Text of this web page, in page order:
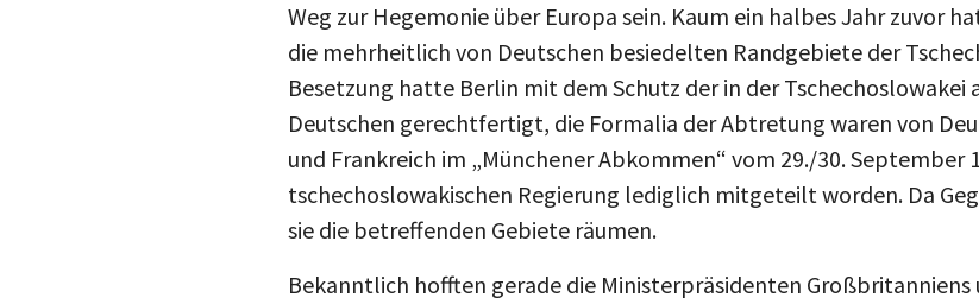
Weg zur Hegemonie über Europa sein. Kaum ein halbes Jahr zuvor
die mehrheitlich von Deutschen besiedelten Randgebiete der
Besetzung hatte Berlin mit dem Schutz der in der
Deutschen gerechtfertigt, die Formalia der Abtretung waren von
und Frankreich im „Münchener Abkommen“ vom 29./30. September
tschechoslowakischen Regierung lediglich mitgeteilt worden. Da
sie die betreffenden Gebiete räumen.
Bekanntlich hofften gerade die Ministerpräsidenten Großbritanniens